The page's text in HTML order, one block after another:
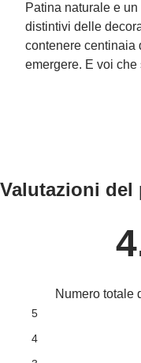
Patina naturale e
distintivi delle
contenere centinaia
emergere. E voi
Valutazioni del
Numero totale
5
4